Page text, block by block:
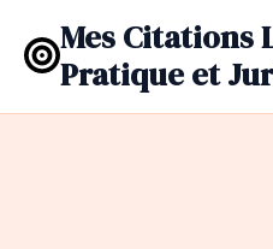
contenu
Mes Citations
Pratique et